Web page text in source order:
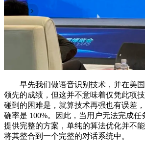
早先我们做语音识别技术，并在美国
领先的成绩，但这并不意味着仅凭此项
碰到的困难是，就算技术再强也有误差
确率是 100%。因此，当用户无法完成任
提供完整的方案，单纯的算法优化并不
将其整合到一个完整的对话系统中。